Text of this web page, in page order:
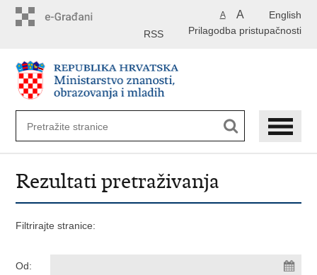
English
A A
Prilagodba pristupačnosti
RSS
Rezultati pretraživanja
Filtrirajte stranice:
Od: